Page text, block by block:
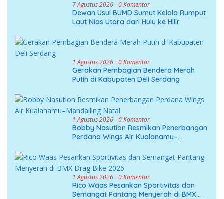
7 Agustus 2026 0 Komentar
Dewan Usul BUMD Sumut Kelola Rumput
Laut Nias Utara dari Hulu ke Hilir
1 Agustus 2026 0 Komentar
Gerakan Pembagian Bendera Merah
Putih di Kabupaten Deli Serdang
1 Agustus 2026 0 Komentar
Bobby Nasution Resmikan Penerbangan
Perdana Wings Air Kualanamu–
1 Agustus 2026 0 Komentar
Rico Waas Pesankan Sportivitas dan
Semangat Pantang Menyerah di BMX